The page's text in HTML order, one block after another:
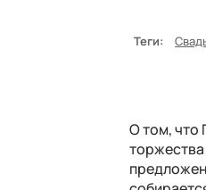
Теги:
О том, что